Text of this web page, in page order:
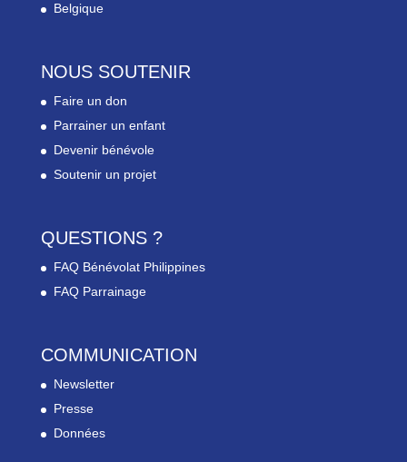
Belgique
NOUS SOUTENIR
Faire un don
Parrainer un enfant
Devenir bénévole
Soutenir un projet
QUESTIONS ?
FAQ Bénévolat Philippines
FAQ Parrainage
COMMUNICATION
Newsletter
Presse
Données